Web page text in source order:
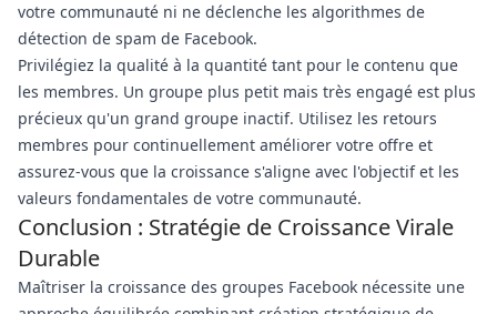
votre communauté ni ne déclenche les algorithmes de
détection de spam de Facebook.
Privilégiez la qualité à la quantité tant pour le contenu que
les membres. Un groupe plus petit mais très engagé est plus
précieux qu'un grand groupe inactif. Utilisez les retours
membres pour continuellement améliorer votre offre et
assurez-vous que la croissance s'aligne avec l'objectif et les
valeurs fondamentales de votre communauté.
Conclusion : Stratégie de Croissance Virale
Durable
Maîtriser la croissance des groupes Facebook nécessite une